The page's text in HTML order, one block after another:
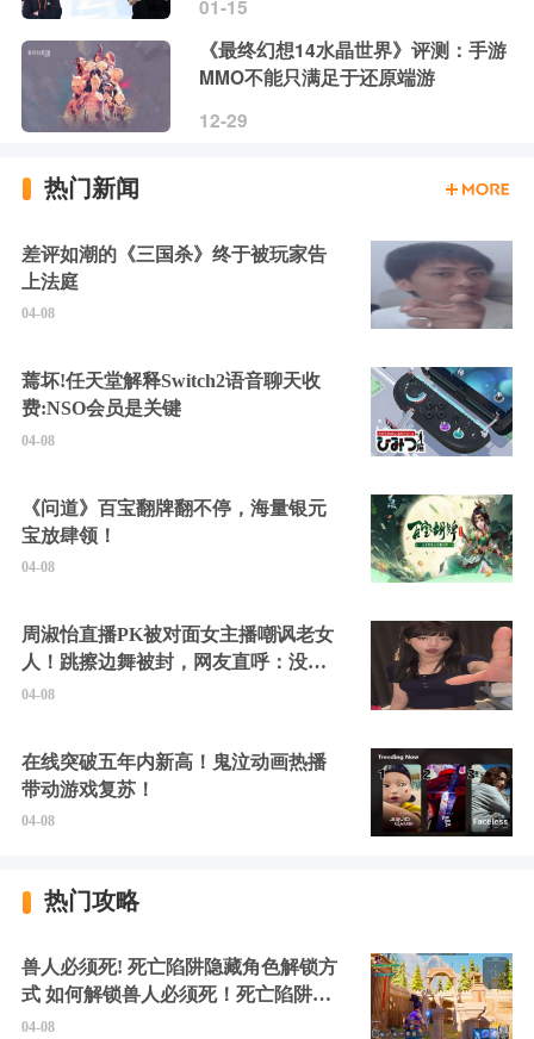
01-15
《最终幻想14水晶世界》评测：手游
MMO不能只满足于还原端游
12-29
热门新闻
差评如潮的《三国杀》终于被玩家告
上法庭
04-08
蔫坏!任天堂解释Switch2语音聊天收
费:NSO会员是关键
04-08
《问道》百宝翻牌翻不停，海量银元
宝放肆领！
04-08
周淑怡直播PK被对面女主播嘲讽老女
人！跳擦边舞被封，网友直呼：没边
硬擦封的好！
04-08
在线突破五年内新高！鬼泣动画热播
带动游戏复苏！
04-08
热门攻略
兽人必须死! 死亡陷阱隐藏角色解锁方
式 如何解锁兽人必须死！死亡陷阱中
的隐藏角色
04-08